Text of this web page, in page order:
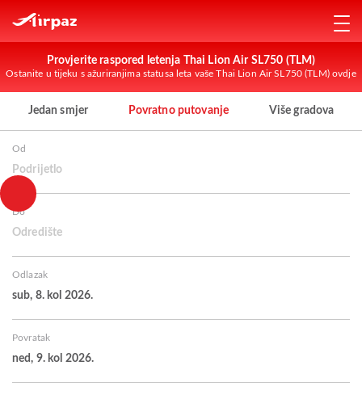
Provjerite raspored letenja Thai Lion Air SL750 (TLM)
Ostanite u tijeku s ažuriranjima statusa leta vaše Thai Lion Air SL750 (TLM) ovdje
Jedan smjer Povratno putovanje Više gradova
Od
Podrijetlo
Do
Odredište
Odlazak
sub, 8. kol 2026.
Povratak
ned, 9. kol 2026.